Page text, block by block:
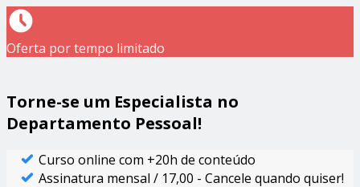
Oferta por tempo limitado
Torne-se um Especialista no
Departamento Pessoal!
Curso online com +20h de conteúdo
Assinatura mensal / 17,00 - Cancele quando quiser!